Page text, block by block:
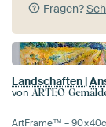
Fragen?
Landschaften |
von ARTEO
ArtFrame™ –90×40